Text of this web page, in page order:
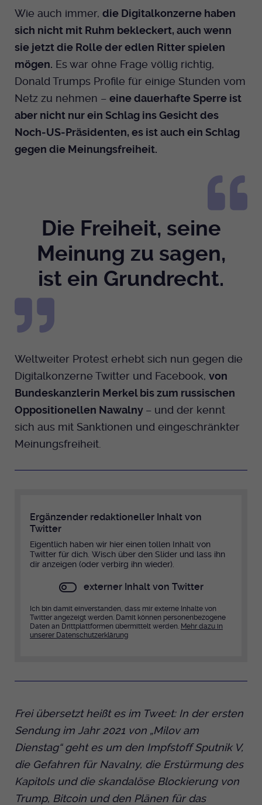
Wie auch immer, die Digitalkonzerne haben
sich nicht mit Ruhm bekleckert, auch wenn
sie jetzt die Rolle der edlen Ritter spielen
mögen. Es war ohne Frage völlig richtig,
Donald Trumps Profile für einige Stunden vom
Netz zu nehmen – eine dauerhafte Sperre ist
aber nicht nur ein Schlag ins Gesicht des
Noch-US-Präsidenten, es ist auch ein Schlag
gegen die Meinungsfreiheit.
Die Freiheit, seine
Meinung zu sagen,
ist ein Grundrecht.
Weltweiter Protest erhebt sich nun gegen die
Digitalkonzerne Twitter und Facebook, von
Bundeskanzlerin Merkel bis zum russischen
Oppositionellen Nawalny – und der kennt
sich aus mit Sanktionen und eingeschränkter
Meinungsfreiheit.
Ergänzender redaktioneller Inhalt von
Twitter
Eigentlich haben wir hier einen tollen Inhalt von
Twitter für dich. Wisch über den Slider und lass ihn
dir anzeigen (oder verbirg ihn wieder).
externer Inhalt von Twitter
Ich bin damit einverstanden, dass mir externe Inhalte von
Twitter angezeigt werden. Damit können personenbezogene
Daten an Drittplattformen übermittelt werden. Mehr dazu in
unserer Datenschutzerklärung
Frei übersetzt heißt es im Tweet: In der ersten
Sendung im Jahr 2021 von „Milov am
Dienstag“ geht es um den Impfstoff Sputnik V,
die Gefahren für Navalny, die Erstürmung des
Kapitols und die skandalöse Blockierung von
Trump, Bitcoin und den Plänen für das